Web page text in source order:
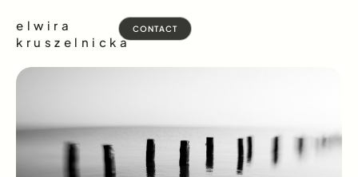
elwira
kruszelnicka
CONTACT